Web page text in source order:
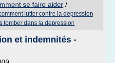
se faire aider /
lutter contre la depression
tomber dans la depression
et indemnités -